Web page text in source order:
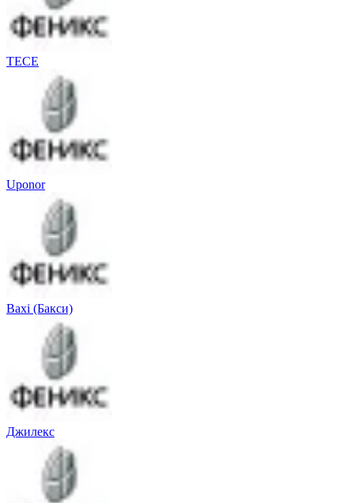
TECE
Uponor
Baxi (Бакси)
Джилекс